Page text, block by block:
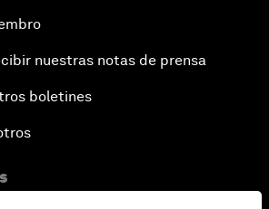
nuestras notas de prensa
boletines